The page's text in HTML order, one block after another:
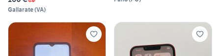
Gallarate(VA)